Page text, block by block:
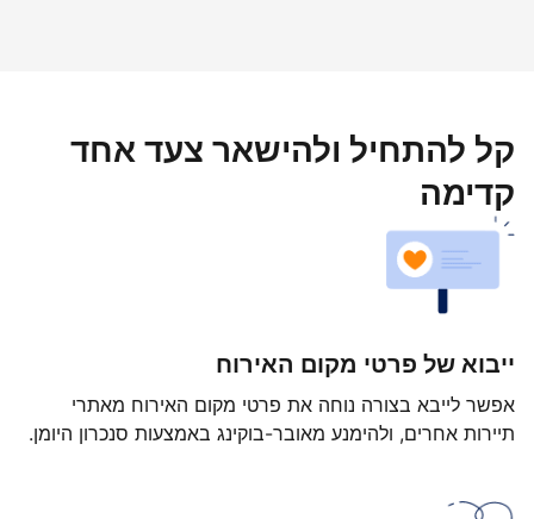
קל להתחיל ולהישאר צעד אחד
קדימה
ייבוא של פרטי מקום האירוח
אפשר לייבא בצורה נוחה את פרטי מקום האירוח מאתרי
תיירות אחרים, ולהימנע מאובר-בוקינג באמצעות סנכרון היומן.